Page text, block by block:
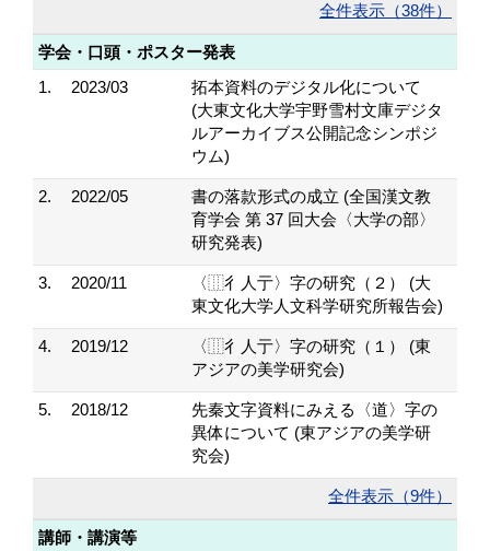
全件表示（38件）
学会・口頭・ポスター発表
1.
2023/03
拓本資料のデジタル化について
(大東文化大学宇野雪村文庫デジタ
ルアーカイブス公開記念シンポジ
ウム)
2. 2022/05
書の落款形式の成立 (全国漢文教
育学会 第 37 回大会〈大学の部〉
研究発表)
3. 2020/11
〈⿲彳人亍〉字の研究（２） (大
東文化大学人文科学研究所報告会)
4. 2019/12
〈⿲彳人亍〉字の研究（１） (東
アジアの美学研究会)
5. 2018/12
先秦文字資料にみえる〈道〉字の
異体について (東アジアの美学研
究会)
全件表示（9件）
講師・講演等